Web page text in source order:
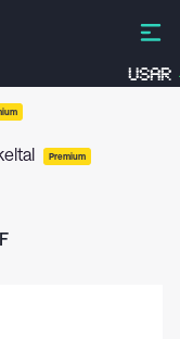
USAR
Premium